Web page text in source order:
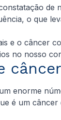
o que
o câncer
no nosso
enorme
é um